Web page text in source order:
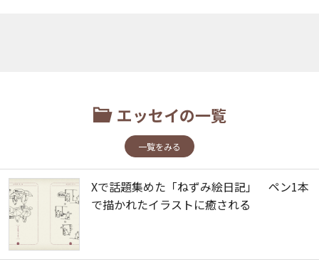
エッセイの一覧
一覧をみる
Xで話題集めた「ねずみ絵日記」 ペン1本
で描かれたイラストに癒される